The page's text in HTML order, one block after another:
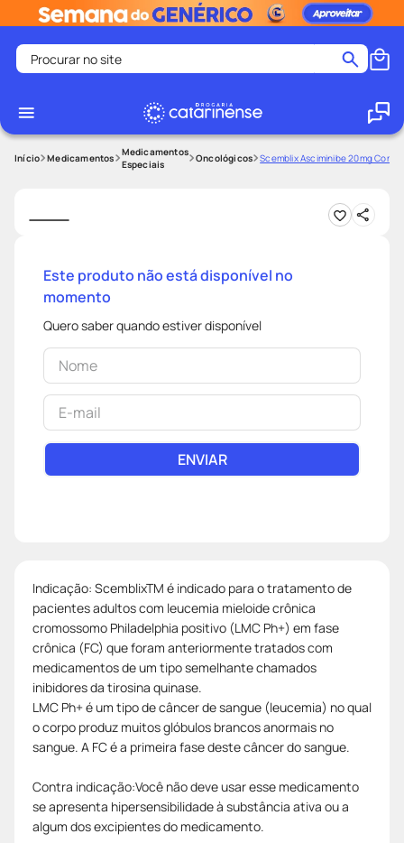
Procurar no site
1
2 º
medley
tadalafila
lenço umedecido
sabonete liquido
desodorante
º protetor solar
Medicamentos
Medicamentos
Especiais
Oncológicos Scemblix Asciminibe 20mg Com
Este produto não está disponível no
momento
Quero saber quando estiver disponível
ENVIAR
Indicação: ScemblixTM é indicado para o tratamento de
pacientes adultos com leucemia mieloide crônica
cromossomo Philadelphia positivo (LMC Ph+) em fase
crônica (FC) que foram anteriormente tratados com
medicamentos de um tipo semelhante chamados
inibidores da tirosina quinase.
LMC Ph+ é um tipo de câncer de sangue (leucemia) no qual
o corpo produz muitos glóbulos brancos anormais no
sangue. A FC é a primeira fase deste câncer do sangue.
Contra indicação:Você não deve usar esse medicamento
se apresenta hipersensibilidade à substância ativa ou a
algum dos excipientes do medicamento.